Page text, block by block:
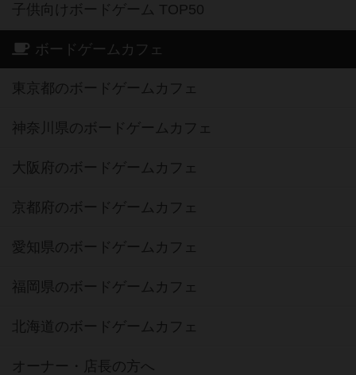
子供向けボードゲーム TOP50
ボードゲームカフェ
東京都のボードゲームカフェ
神奈川県のボードゲームカフェ
大阪府のボードゲームカフェ
京都府のボードゲームカフェ
愛知県のボードゲームカフェ
福岡県のボードゲームカフェ
北海道のボードゲームカフェ
オーナー・店長の方へ